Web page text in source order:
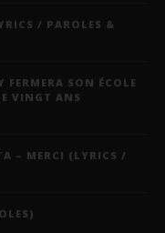
/ PAROLES &
SON ÉCOLE
VINGT ANS
– MERCI (LYRICS /